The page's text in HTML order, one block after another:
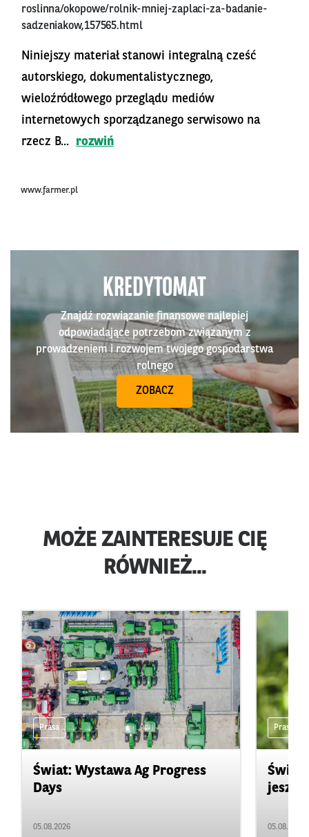
roslinna/okopowe/rolnik-mniej-zaplaci-za-badanie-
sadzeniakow,157565.html
Niniejszy materiał stanowi integralną cześć
autorskiego, dokumentalistycznego,
wieloźródłowego przeglądu mediów
internetowych sporządzanego serwisowo na
rzecz B...
rozwiń
www.farmer.pl
KREDYTOMAT
Znajdź rozwiązanie finansowe najlepiej
odpowiadające potrzebom związanym z
prowadzeniem i rozwojem twojego gospodarstwa
rolnego
ZOBACZ
MOŻE ZAINTERESUJE CIĘ
RÓWNIEŻ...
Prasa
Świat: Wystawa Ag Progress
Days
05.08.2026
Prasa
Świat:
05.08.2026